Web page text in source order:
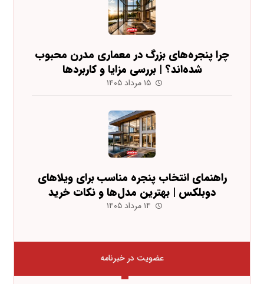
چرا پنجره‌های بزرگ در معماری مدرن محبوب
شده‌اند؟ | بررسی مزایا و کاربردها
۱۵ مرداد ۱۴۰۵
راهنمای انتخاب پنجره مناسب برای ویلاهای
دوبلکس | بهترین مدل‌ها و نکات خرید
۱۴ مرداد ۱۴۰۵
عضویت در خبرنامه